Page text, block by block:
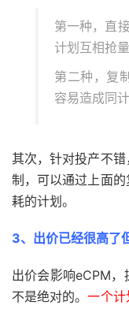
第一种，直
计划互相抢量
第二种，复
容易造成同
其次，针对投产不
制，可以通过上面
耗的计划。
3、出价已经很高了
出价会影响eCPM
不是绝对的。一个计